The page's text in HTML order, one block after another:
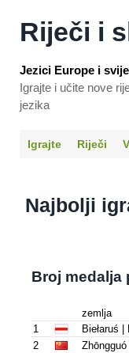
Riječi i
Jezici Europe i
Igrajte i učite nove
jezika
Igrajte Riječi
Najbolji
Broj medalja
zemlja
1
Biełaruś
2
Zhōngguó